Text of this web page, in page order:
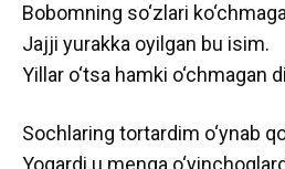
Bobomning so‘zlari
Jajji yurakka oyilgan bu isim.
Yillar o‘tsa hamki o‘chmagan
Sochlaring tortardim o‘ynab